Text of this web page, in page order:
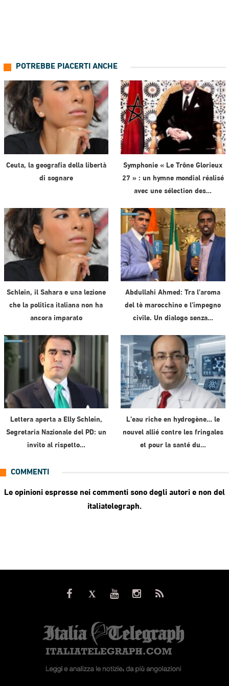
POTREBBE PIACERTI ANCHE
Ceuta, la geografia della libertà
di sognare
Symphonie « Le Trône Glorieux
27 » : un hymne mondial réalisé
avec une sélection des…
Schlein, il Sahara e una lezione
che la politica italiana non ha
ancora imparato
Abdullahi Ahmed: Tra l’aroma
del tè marocchino e l’impegno
civile. Un dialogo senza…
Lettera aperta a Elly Schlein,
Segretaria Nazionale del PD: un
invito al rispetto…
L’eau riche en hydrogène… le
nouvel allié contre les fringales
et pour la santé du…
COMMENTI
Le opinioni espresse nei commenti sono degli autori e non del
italiatelegraph.